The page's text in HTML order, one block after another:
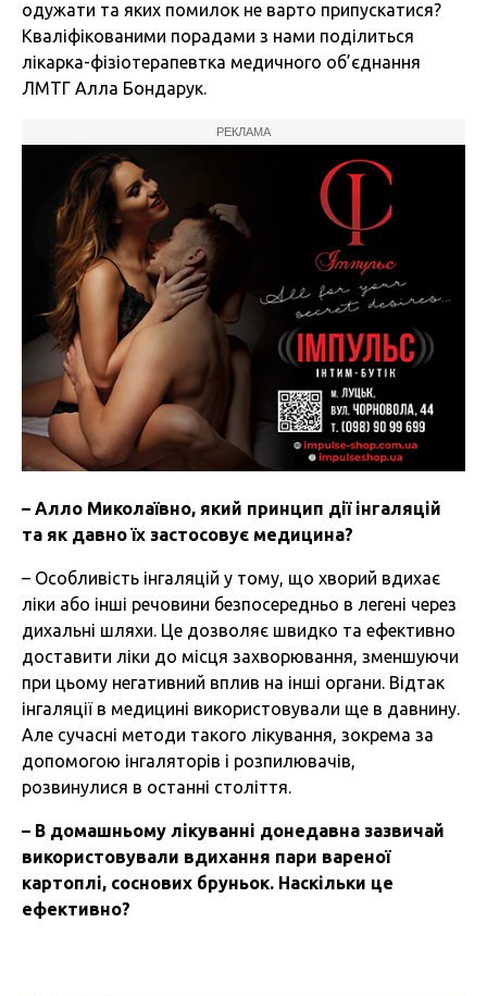
одужати та яких помилок не варто припускатися?
Кваліфікованими порадами з нами поділиться
лікарка-фізіотерапевтка медичного об’єднання
ЛМТГ Алла Бондарук.
РЕКЛАМА
– Алло Миколаївно, який принцип дії інгаляцій
та як давно їх застосовує медицина?
– Особливість інгаляцій у тому, що хворий вдихає
ліки або інші речовини безпосередньо в легені через
дихальні шляхи. Це дозволяє швидко та ефективно
доставити ліки до місця захворювання, зменшуючи
при цьому негативний вплив на інші органи. Відтак
інгаляції в медицині використовували ще в давнину.
Але сучасні методи такого лікування, зокрема за
допомогою інгаляторів і розпилювачів,
розвинулися в останні століття.
– В домашньому лікуванні донедавна зазвичай
використовували вдихання пари вареної
картоплі, соснових бруньок. Наскільки це
ефективно?